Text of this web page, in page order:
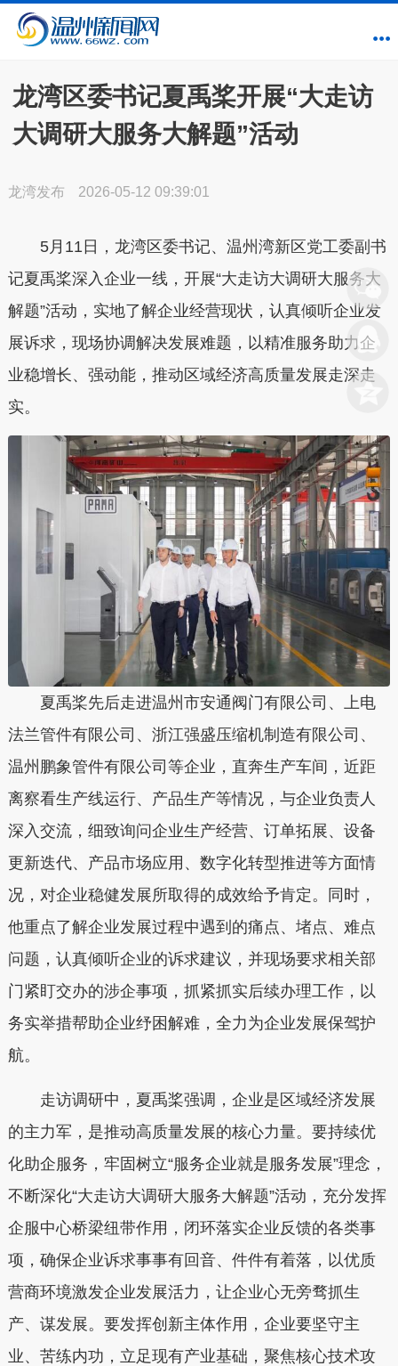
龙湾区委书记夏禹桨开展“大走访
大调研大服务大解题”活动
龙湾发布 2026-05-12 09:39:01
5月11日，龙湾区委书记、温州湾新区党工委副书
记夏禹桨深入企业一线，开展“大走访大调研大服务大
解题”活动，实地了解企业经营现状，认真倾听企业发
展诉求，现场协调解决发展难题，以精准服务助力企
业稳增长、强动能，推动区域经济高质量发展走深走
实。
夏禹桨先后走进温州市安通阀门有限公司、上电
法兰管件有限公司、浙江强盛压缩机制造有限公司、
温州鹏象管件有限公司等企业，直奔生产车间，近距
离察看生产线运行、产品生产等情况，与企业负责人
深入交流，细致询问企业生产经营、订单拓展、设备
更新迭代、产品市场应用、数字化转型推进等方面情
况，对企业稳健发展所取得的成效给予肯定。同时，
他重点了解企业发展过程中遇到的痛点、堵点、难点
问题，认真倾听企业的诉求建议，并现场要求相关部
门紧盯交办的涉企事项，抓紧抓实后续办理工作，以
务实举措帮助企业纾困解难，全力为企业发展保驾护
航。
走访调研中，夏禹桨强调，企业是区域经济发展
的主力军，是推动高质量发展的核心力量。要持续优
化助企服务，牢固树立“服务企业就是服务发展”理念，
不断深化“大走访大调研大服务大解题”活动，充分发挥
企服中心桥梁纽带作用，闭环落实企业反馈的各类事
项，确保企业诉求事事有回音、件件有着落，以优质
营商环境激发企业发展活力，让企业心无旁骛抓生
产、谋发展。要发挥创新主体作用，企业要坚守主
业、苦练内功，立足现有产业基础，聚焦核心技术攻